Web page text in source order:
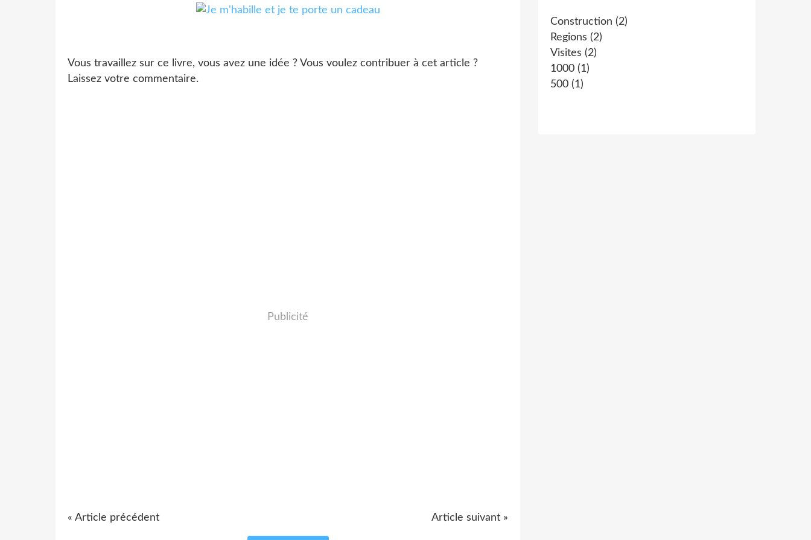
Vous travaillez sur ce livre, vous avez une idée ? Vous voulez contribuer à cet article ?
Laissez votre commentaire.
Publicité
« Article précédent Article suivant »
Construction (2)
Regions (2)
Visites (2)
1000 (1)
500 (1)